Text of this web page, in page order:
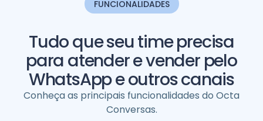
FUNCIONALIDADES
Tudo que seu time precisa
para atender e vender pelo
WhatsApp e outros canais
Conheça as principais funcionalidades do Octa
Conversas.